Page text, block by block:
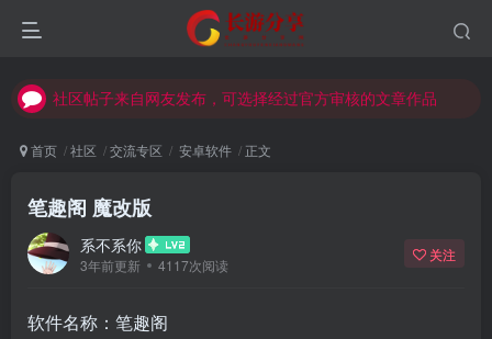
社区帖子来自网友发布，可选择经过官方审核的文章作品
首页 社区 交流专区 安卓软件 正文
笔趣阁 魔改版
系不系你
3年前更新 4117次阅读
关注
软件名称：笔趣阁